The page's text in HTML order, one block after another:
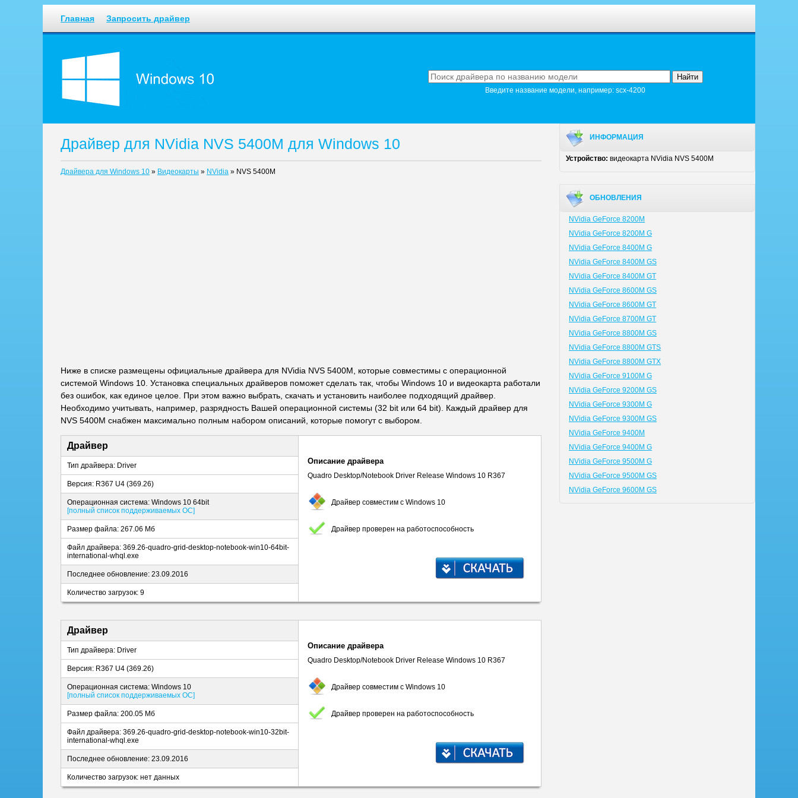
Главная Запросить драйвер
Введите название модели, например: scx-4200
Драйвер для NVidia NVS 5400M для Windows 10
Драйвера для Windows 10 » Видеокарты » NVidia » NVS 5400M
Ниже в списке размещены официальные драйвера для NVidia NVS 5400M, которые совместимы с операционной
системой Windows 10. Установка специальных драйверов поможет сделать так, чтобы Windows 10 и видеокарта работали
без ошибок, как единое целое. При этом важно выбрать, скачать и установить наиболее подходящий драйвер.
Необходимо учитывать, например, разрядность Вашей операционной системы (32 bit или 64 bit). Каждый драйвер для
NVS 5400M снабжен максимально полным набором описаний, которые помогут с выбором.
Драйвер
Тип драйвера: Driver
Версия: R367 U4 (369.26)
Операционная система: Windows 10 64bit
[полный список поддерживаемых ОС]
Размер файла: 267.06 Мб
Файл драйвера: 369.26-quadro-grid-desktop-notebook-win10-64bit-
international-whql.exe
Последнее обновление: 23.09.2016
Количество загрузок: 9
Описание драйвера
Quadro Desktop/Notebook Driver Release Windows 10 R367
Драйвер совместим с Windows 10
Драйвер проверен на работоспособность
Драйвер
Тип драйвера: Driver
Версия: R367 U4 (369.26)
Операционная система: Windows 10
[полный список поддерживаемых ОС]
Размер файла: 200.05 Мб
Файл драйвера: 369.26-quadro-grid-desktop-notebook-win10-32bit-
international-whql.exe
Последнее обновление: 23.09.2016
Количество загрузок: нет данных
Описание драйвера
Quadro Desktop/Notebook Driver Release Windows 10 R367
Драйвер совместим с Windows 10
Драйвер проверен на работоспособность
ИНФОРМАЦИЯ
Устройство: видеокарта NVidia NVS 5400M
ОБНОВЛЕНИЯ
NVidia GeForce 8200M
NVidia GeForce 8200M G
NVidia GeForce 8400M G
NVidia GeForce 8400M GS
NVidia GeForce 8400M GT
NVidia GeForce 8600M GS
NVidia GeForce 8600M GT
NVidia GeForce 8700M GT
NVidia GeForce 8800M GS
NVidia GeForce 8800M GTS
NVidia GeForce 8800M GTX
NVidia GeForce 9100M G
NVidia GeForce 9200M GS
NVidia GeForce 9300M G
NVidia GeForce 9300M GS
NVidia GeForce 9400M
NVidia GeForce 9400M G
NVidia GeForce 9500M G
NVidia GeForce 9500M GS
NVidia GeForce 9600M GS